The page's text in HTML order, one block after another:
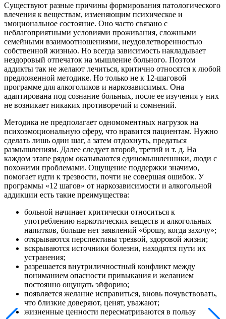
Существуют разные причины формирования патологического
влечения к веществам, изменяющим психическое и
эмоциональное состояние. Оно часто связано с
неблагоприятными условиями проживания, сложными
семейными взаимоотношениями, неудовлетворенностью
собственной жизнью. Но всегда зависимость накладывает
нездоровый отпечаток на мышление больного. Поэтом
аддикты так не желают лечиться, критично относятся к любой
предложенной методике. Но только не к 12-шаговой
программе для алкоголиков и наркозависимых. Она
адаптирована под сознание больных, после ее изучения у них
не возникает никаких противоречий и сомнений.
Методика не предполагает одномоментных нагрузок на
психоэмоциональную сферу, что нравится пациентам. Нужно
сделать лишь один шаг, а затем отдохнуть, предаться
размышлениям. Далее следует второй, третий и т. д. На
каждом этапе рядом оказываются единомышленники, люди с
похожими проблемами. Ощущение поддержки значимо,
помогает идти к трезвости, почти не совершая ошибок. У
программы «12 шагов» от наркозависимости и алкогольной
аддикции есть такие преимущества:
больной начинает критически относиться к
употреблению наркотических веществ и алкогольных
напитков, больше нет заявлений «брошу, когда захочу»;
открываются перспективы трезвой, здоровой жизни;
вскрываются источники болезни, находятся пути их
устранения;
разрешается внутриличностный конфликт между
пониманием опасности привыкания и желанием
постоянно ощущать эйфорию;
появляется желание исправиться, вновь почувствовать,
что близкие доверяют, ценят, уважают;
жизненные ценности пересматриваются в пользу